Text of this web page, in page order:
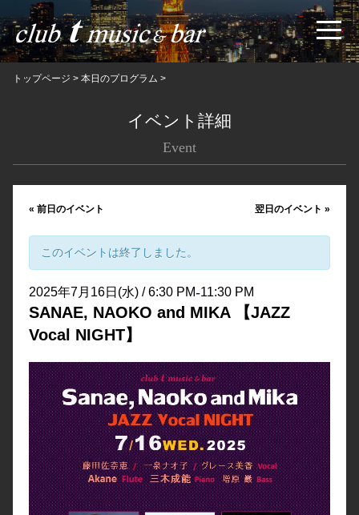
トップページ > 本日のプログラム >
イベント詳細
Event
« 前日のイベント 翌日のイベント»
このイベントは終了しました。
2025年7月16日(水) / 6:30 PM-11:30 PM
SANAE, NAOKO and MIKA 【JAZZ
Vocal NIGHT】